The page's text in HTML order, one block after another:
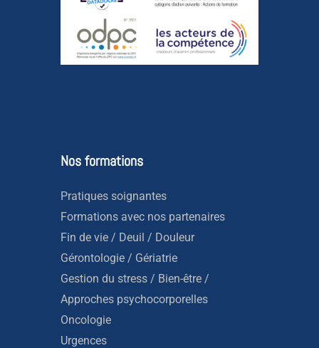
Nos formations
Pratiques soignantes
Formations avec nos partenaires
Fin de vie / Deuil / Douleur
Gérontologie / Gériatrie
Gestion du stress / Bien-être /
Approches psychocorporelles
Oncologie
Urgences